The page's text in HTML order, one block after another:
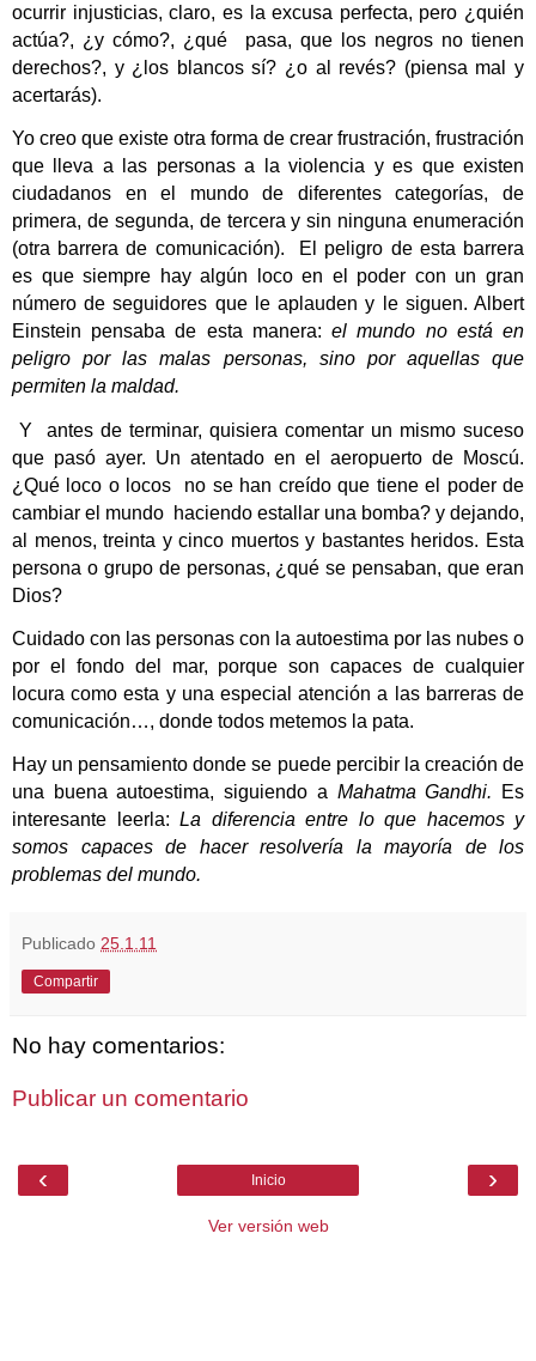
ocurrir injusticias, claro, es la excusa perfecta, pero ¿quién
actúa?, ¿y cómo?, ¿qué
pasa, que los negros no tienen
derechos?, y ¿los blancos sí? ¿o al revés? (piensa mal y
acertarás).
Yo creo que existe otra forma de crear frustración, frustración
que lleva a las personas a la violencia y es que existen
ciudadanos en el mundo de diferentes categorías, de
primera, de segunda, de tercera y sin ninguna enumeración
(otra barrera de comunicación).
El peligro de esta barrera
es que siempre hay algún loco en el poder con un gran
número de seguidores que le aplauden y le siguen. Albert
Einstein pensaba de esta manera:el mundo no está en
peligro por las malas personas, sino por aquellas que
permiten la maldad.
Y
antes de terminar, quisiera comentar un mismo suceso
que pasó ayer. Un atentado en el aeropuerto de Moscú.
¿Qué loco o locos
no se han creído que tiene el poder de
cambiar el mundo haciendo estallar una bomba? y dejando,
al menos, treinta y cinco muertos y bastantes heridos. Esta
persona o grupo de personas, ¿qué se pensaban, que eran
Dios?
Cuidado con las personas con la autoestima por las nubes o
por el fondo del mar, porque son capaces de cualquier
locura como esta y una especial atención a las barreras de
comunicación…, donde todos metemos la pata.
Hay un pensamiento donde se puede percibir la creación de
una buena autoestima, siguiendo a Mahatma Gandhi. Es
interesante leerla: La diferencia entre lo que hacemos y
somos capaces de hacer resolvería la mayoría de los
problemas del mundo.
Publicado 25.1.11
Compartir
No hay comentarios:
Publicar un comentario
‹ ›
Inicio
Ver versión web